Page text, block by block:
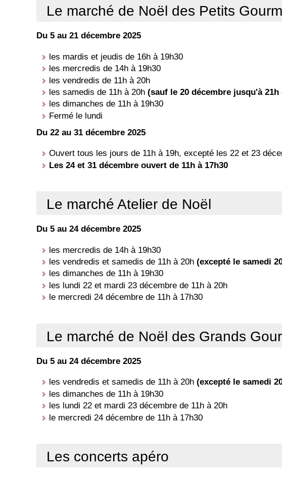
Le marché de Noël des Petits
Du 5 au 21 décembre 2025
les mardis et jeudis de 16h à 19h30
les mercredis de 14h à 19h30
les vendredis de 11h à 20h
les samedis de 11h à 20h (sauf le 20 décembre jusqu'à
les dimanches de 11h à 19h30
Fermé le lundi
Du 22 au 31 décembre 2025
Ouvert tous les jours de 11h à 19h, excepté les 22 et 23
Les 24 et 31 décembre ouvert de 11h à 17h30
Le marché Atelier de Noël
Du 5 au 24 décembre 2025
les mercredis de 14h à 19h30
les vendredis et samedis de 11h à 20h (excepté le samedi
les dimanches de 11h à 19h30
les lundi 22 et mardi 23 décembre de 11h à 20h
le mercredi 24 décembre de 11h à 17h30
Le marché de Noël des Grands
Du 5 au 24 décembre 2025
les vendredis et samedis de 11h à 20h (excepté le samedi
les dimanches de 11h à 19h30
les lundi 22 et mardi 23 décembre de 11h à 20h
le mercredi 24 décembre de 11h à 17h30
Les concerts apéro